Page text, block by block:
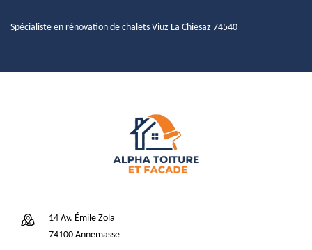
Spécialiste en rénovation de chalets Viuz La Chiesaz 74540
14 Av. Émile Zola
74100 Annemasse